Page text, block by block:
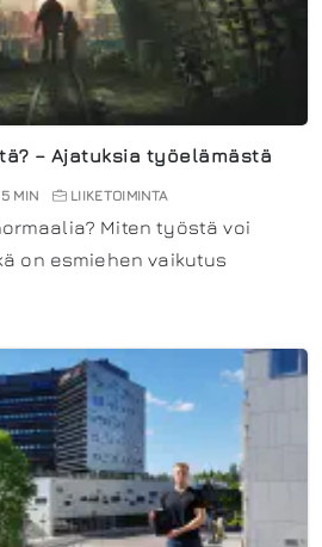
– Ajatuksia työelämästä
5 MIN LIIKETOIMINTA
Miten työstä voi
on esmiehen vaikutus